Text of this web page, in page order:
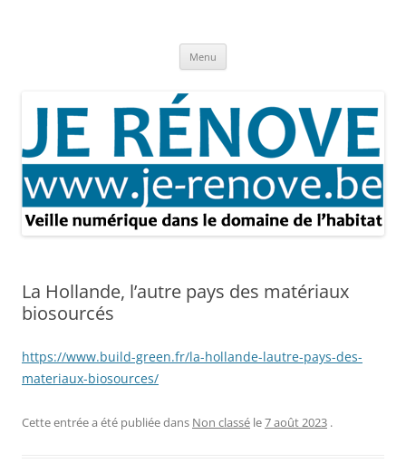
Menu
La Hollande, l’autre pays des matériaux
biosourcés
https://www.build-green.fr/la-hollande-lautre-pays-des-
materiaux-biosources/
Cette entrée a été publiée dans Non classé le7 août 2023 .